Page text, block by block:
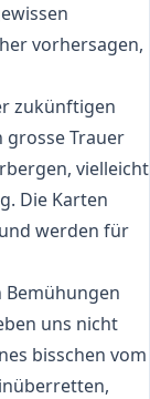
vorhersagen,
zukünftigen
grosse Trauer
vielleicht
Die Karten
werden für
uns nicht
bisschen vom